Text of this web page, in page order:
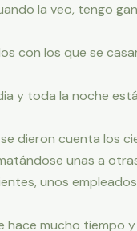
la veo, tengo
con los que se
y toda la noche
dieron cuenta los
unas a
unos
hace mucho tiempo